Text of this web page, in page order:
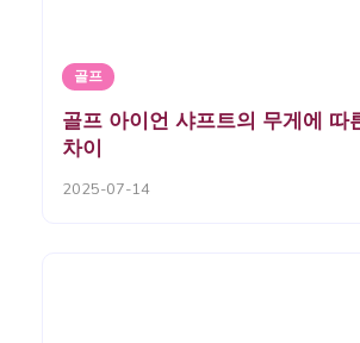
골프
골프 아이언 샤프트의 무게에 따
차이
2025-07-14